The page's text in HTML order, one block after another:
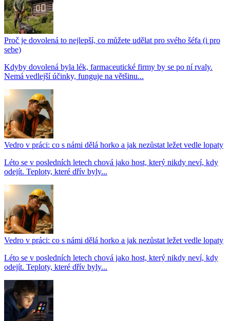
Proč je dovolená to nejlepší, co můžete udělat pro svého šéfa (i pro
sebe)
Kdyby dovolená byla lék, farmaceutické firmy by se po ní rvaly.
Nemá vedlejší účinky, funguje na většinu...
Vedro v práci: co s námi dělá horko a jak nezůstat ležet vedle lopaty
Léto se v posledních letech chová jako host, který nikdy neví, kdy
odejít. Teploty, které dřív byly...
Vedro v práci: co s námi dělá horko a jak nezůstat ležet vedle lopaty
Léto se v posledních letech chová jako host, který nikdy neví, kdy
odejít. Teploty, které dřív byly...